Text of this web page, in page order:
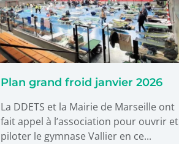
Plan grand froid janvier 2026
La DDETS et la Mairie de Marseille ont
fait appel à l’association pour ouvrir et
piloter le gymnase Vallier en ce...